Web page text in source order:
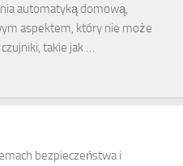
automatyką domową,
aspektem, który nie może
takie jak …
bezpieczeństwa i